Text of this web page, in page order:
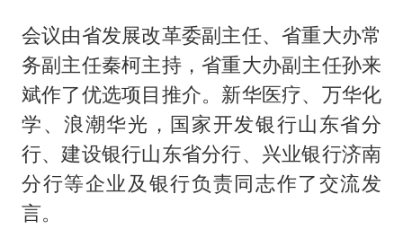
日本试射“战斧”导弹，国防部回应
百花奖开幕式
胡彦斌韩磊 谁帮谁
夯实基础开新局
会议由省发展改革委副主任、省重大办常
务副主任秦柯主持，省重大办副主任孙来
斌作了优选项目推介。新华医疗、万华化
学、浪潮华光，国家开发银行山东省分
行、建设银行山东省分行、兴业银行济南
分行等企业及银行负责同志作了交流发
言。